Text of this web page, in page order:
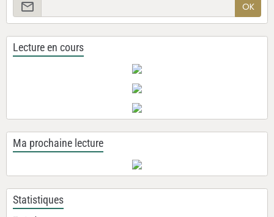
OK
Lecture en cours
Ma prochaine lecture
Statistiques